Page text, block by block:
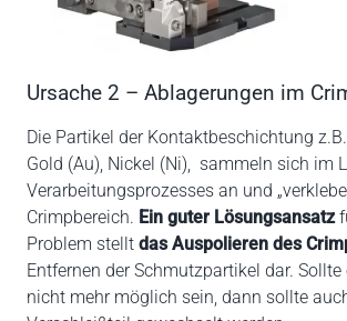
Ursache 2 – Ablagerungen im
Die Partikel der Kontaktbeschichtung
Gold (Au), Nickel (Ni), sammeln sich im
Verarbeitungsprozesses an und
Crimpbereich. Ein guter Lösungsansatz
Problem stellt das Auspolieren des
Entfernen der Schmutzpartikel dar.
nicht mehr möglich sein, dann sollte